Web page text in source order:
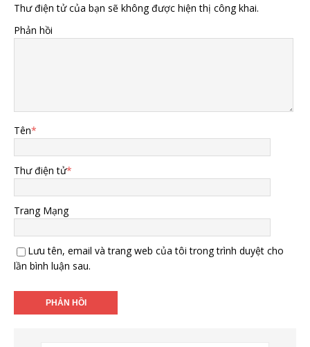
Thư điện tử của bạn sẽ không được hiện thị công khai.
Phản hồi
Tên*
Thư điện tử*
Trang Mạng
Lưu tên, email và trang web của tôi trong trình duyệt cho
lần bình luận sau.